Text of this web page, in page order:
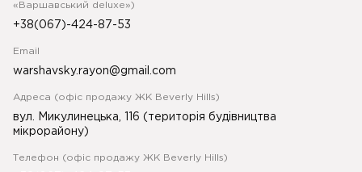
«Варшавський deluxe»)
+38(067)-424-87-53
Email
warshavsky.rayon@gmail.com
Адреса (офіс продажу ЖК Beverly Hills)
вул. Микулинецька, 116 (територія будівництва
мікрорайону)
Телефон (офіс продажу ЖК Beverly Hills)